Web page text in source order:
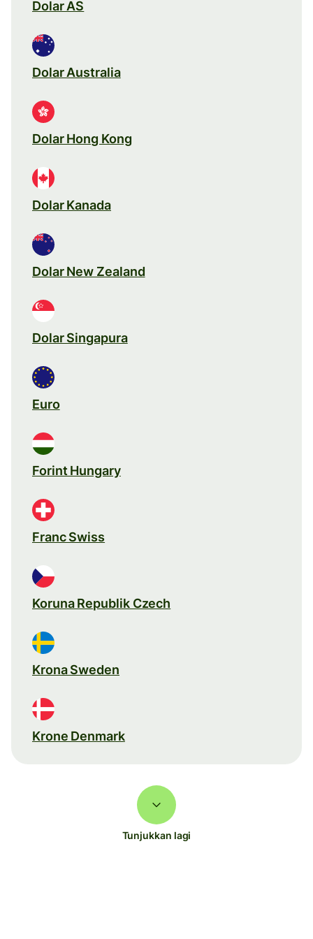
Dolar AS
Dolar Australia
Dolar Hong Kong
Dolar Kanada
Dolar New Zealand
Dolar Singapura
Euro
Forint Hungary
Franc Swiss
Koruna Republik Czech
Krona Sweden
Krone Denmark
Tunjukkan lagi